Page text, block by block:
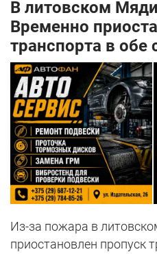
В литовском
Временно
транспорта в обе
Из-за пожара в
приостановлен пропуск